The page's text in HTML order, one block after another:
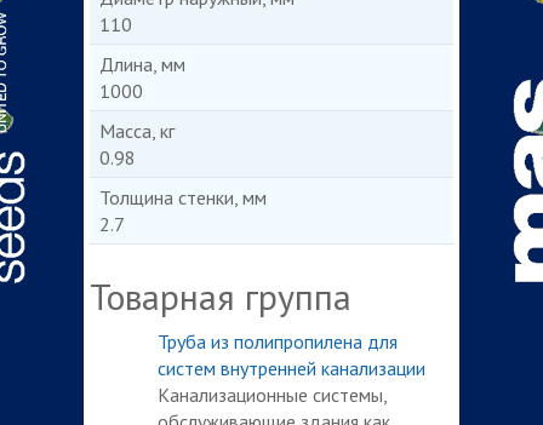
110
Длина, мм
1000
Масса, кг
0.98
Толщина стенки, мм
2.7
Товарная группа
Труба из полипропилена для
систем внутренней канализации
Канализационные системы,